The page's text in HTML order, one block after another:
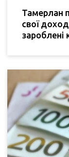
Тамерлан
свої
зароблені